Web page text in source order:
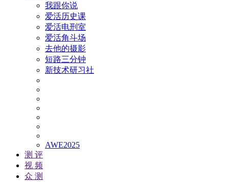
我跟你说
爱活历史课
爱活电刑室
爱活角斗场
去他的摄影
短路三分钟
新技术研习社
AWE2025
测 评
视 频
众 测